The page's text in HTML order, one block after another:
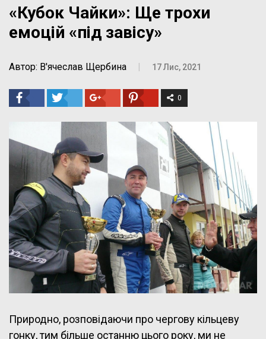
«Кубок Чайки»: Ще трохи
емоцій «під завісу»
Автор: В'ячеслав Щербина | 17 Лис, 2021
0
Природно, розповідаючи про чергову кільцеву
гонку, тим більше останню цього року, ми не